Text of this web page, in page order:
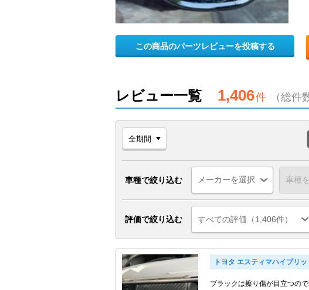
この商品のパーツレビューを投稿する
レビュー一覧 1,406件 （総件
車種で絞り込む
評価で絞り込む すべての評価（1,406件）
トヨタ エスティマハイブリッ
ブラックは擦り傷が目立つの